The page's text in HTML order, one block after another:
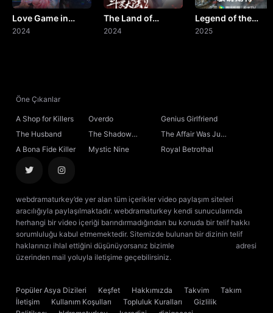
20. Bölüm
23. Bölüm
24. Bölüm
26. Bölüm
27. Bölüm
29. Bölüm
Love Game in
Eastern Fantasy
2024
The Land of
Warriors
2024
Legend of the
Female General
2025
Öne Çıkanlar
A Shop for Killers Overdo
Genius Girlfriend
The Husband
The Shadow
Sovereign
The Affair Was Just
the Beginning
A Bona Fide Killer Mystic Nine Royal Betrothal
webdramaturkey’de yer alan tüm içerikler video paylaşım siteleri
aracılığıyla paylaşılmaktadır. webdramaturkey kendi sunucularında
herhangi bir video içeriği barındırmadığından bu konuda bir telif hakkı
sorumluluğu kabul etmemektedir. Sitemizde bulunan bir dizinin telif
haklarınızı ihlal ettiğini düşünüyorsanız bizimle
adresi
üzerinden mail yoluyla iletişime geçebilirsiniz.
Popüler Asya Dizileri Keşfet Hakkımızda Takvim
Takım
İletişim
Kullanım Koşulları Topluluk Kuralları
Gizlilik